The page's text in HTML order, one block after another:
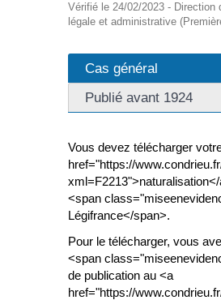
Vérifié le 24/02/2023 - Direction
légale et administrative
Cas général
Publié avant 1924
Vous devez télécharger
href="https://
<span
Légifrance</span>.
Pour le télécharger, vous
<span
de publication au <a
href="https://